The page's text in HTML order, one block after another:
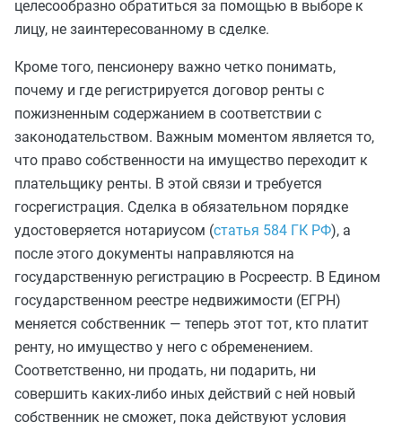
целесообразно обратиться за помощью в выборе к
лицу, не заинтересованному в сделке.
Кроме того, пенсионеру важно четко понимать,
почему и где регистрируется договор ренты с
пожизненным содержанием в соответствии с
законодательством. Важным моментом является то,
что право собственности на имущество переходит к
плательщику ренты. В этой связи и требуется
госрегистрация. Сделка в обязательном порядке
удостоверяется нотариусом (статья 584 ГК РФ), а
после этого документы направляются на
государственную регистрацию в Росреестр. В Едином
государственном реестре недвижимости (ЕГРН)
меняется собственник — теперь этот тот, кто платит
ренту, но имущество у него с обременением.
Соответственно, ни продать, ни подарить, ни
совершить каких-либо иных действий с ней новый
собственник не сможет, пока действуют условия